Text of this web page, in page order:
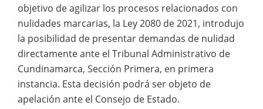
objetivo de agilizar los procesos relacionados con
nulidades marcarias, la Ley 2080 de 2021, introdujo
la posibilidad de presentar demandas de nulidad
directamente ante el Tribunal Administrativo de
Cundinamarca, Sección Primera, en primera
instancia. Esta decisión podrá ser objeto de
apelación ante el Consejo de Estado.